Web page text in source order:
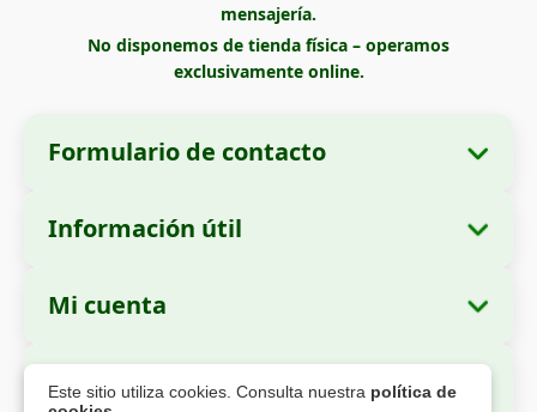
Este sitio utiliza cookies. Consulta nuestra política de
mensajería.
No disponemos de tienda física – operamos
exclusivamente online.
Formulario de contacto
Razón social:
SRL
Domicilio social:Strada Cuza Vodă nr. 97,
Sector 4, București, 040283, Rumanía
Información útil
Cómo realizar un pedido
Métodos de pago
Información de envío
Mi cuenta
Mis pedidos
Datos personales
Pago Seguro